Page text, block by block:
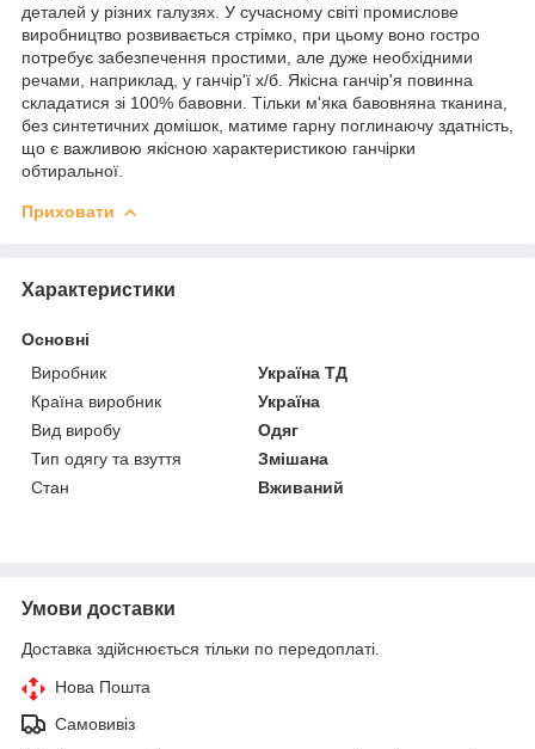
деталей у різних галузях. У сучасному світі промислове
виробництво розвивається стрімко, при цьому воно гостро
потребує забезпечення простими, але дуже необхідними
речами, наприклад, у ганчір'ї х/б. Якісна ганчір'я повинна
складатися зі 100% бавовни. Тільки м'яка бавовняна тканина,
без синтетичних домішок, матиме гарну поглинаючу здатність,
що є важливою якісною характеристикою ганчірки
обтиральної.
Приховати
Характеристики
Основні
Виробник
Україна ТД
Країна виробник
Україна
Вид виробу
Одяг
Тип одягу та взуття
Змішана
Стан
Вживаний
Умови доставки
Доставка здійснюється тільки по передоплаті.
Нова Пошта
Самовивіз